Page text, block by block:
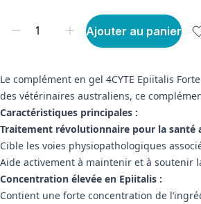
Ajouter au panier
Le complément en gel 4CYTE Epiitalis
des vétérinaires australiens, ce
Caractéristiques principales :
Traitement révolutionnaire pour la santé
Cible les voies physiopathologiques
Aide activement à maintenir et à soutenir
Concentration élevée en Epiitalis :
Contient une forte concentration de